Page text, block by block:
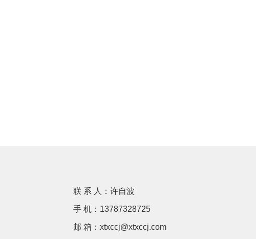
联 系 人：许自波
手 机：13787328725
邮 箱：xtxccj@xtxccj.com